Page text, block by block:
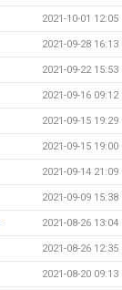
2021-10-01 12:05
2021-09-28 16:13
2021-09-22 15:53
2021-09-16 09:12
2021-09-15 19:29
2021-09-15 19:00
2021-09-14 21:09
2021-09-09 15:38
2021-08-26 13:04
2021-08-26 12:35
2021-08-20 09:13